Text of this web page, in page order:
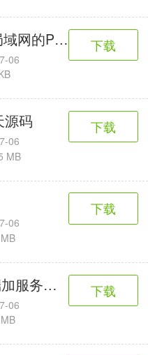
网的P2P聊天系统
06
下载
源码
06
MB
下载
06
下载
服务端加数据库全套
06
下载